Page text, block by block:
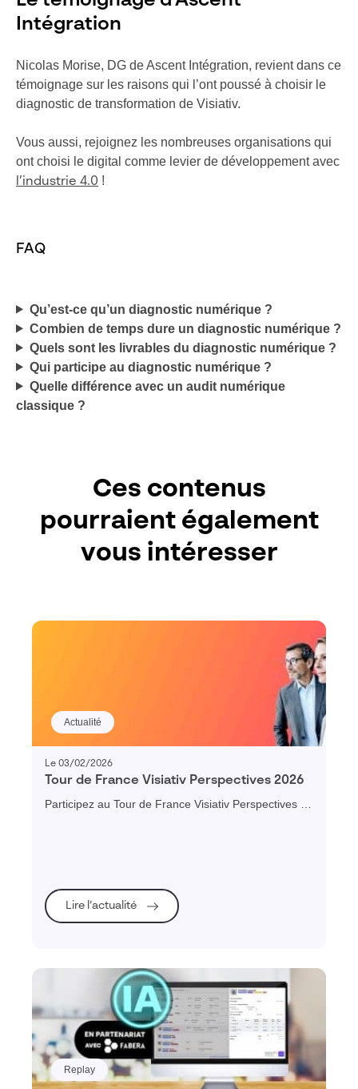
Intégration
Nicolas Morise, DG de Ascent Intégration, revient dans ce
témoignage sur les raisons qui l’ont poussé à choisir le
diagnostic de transformation de Visiativ.
Vous aussi, rejoignez les nombreuses organisations qui
ont choisi le digital comme levier de développement avec
l’industrie 4.0 !
FAQ
Qu’est-ce qu’un diagnostic numérique ?
Combien de temps dure un diagnostic numérique ?
Quels sont les livrables du diagnostic numérique ?
Qui participe au diagnostic numérique ?
Quelle différence avec un audit numérique
classique ?
Ces contenus
pourraient également
vous intéresser
Actualité
Le 03/02/2026
Tour de France Visiativ Perspectives 2026
Participez au Tour de France Visiativ Perspectives et
Lire l’actualité
Replay